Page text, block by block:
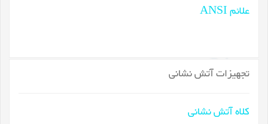
علائم ANSI
تجهیزات آتش نشانی
کلاه آتش نشانی